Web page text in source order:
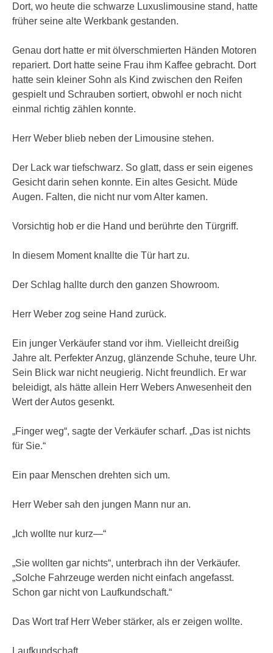
Dort, wo heute die schwarze Luxuslimousine stand, hatte
früher seine alte Werkbank gestanden.
Genau dort hatte er mit ölverschmierten Händen Motoren
repariert. Dort hatte seine Frau ihm Kaffee gebracht. Dort
hatte sein kleiner Sohn als Kind zwischen den Reifen
gespielt und Schrauben sortiert, obwohl er noch nicht
einmal richtig zählen konnte.
Herr Weber blieb neben der Limousine stehen.
Der Lack war tiefschwarz. So glatt, dass er sein eigenes
Gesicht darin sehen konnte. Ein altes Gesicht. Müde
Augen. Falten, die nicht nur vom Alter kamen.
Vorsichtig hob er die Hand und berührte den Türgriff.
In diesem Moment knallte die Tür hart zu.
Der Schlag hallte durch den ganzen Showroom.
Herr Weber zog seine Hand zurück.
Ein junger Verkäufer stand vor ihm. Vielleicht dreißig
Jahre alt. Perfekter Anzug, glänzende Schuhe, teure Uhr.
Sein Blick war nicht neugierig. Nicht freundlich. Er war
beleidigt, als hätte allein Herr Webers Anwesenheit den
Wert der Autos gesenkt.
„Finger weg“, sagte der Verkäufer scharf. „Das ist nichts
für Sie.“
Ein paar Menschen drehten sich um.
Herr Weber sah den jungen Mann nur an.
„Ich wollte nur kurz—“
„Sie wollten gar nichts“, unterbrach ihn der Verkäufer.
„Solche Fahrzeuge werden nicht einfach angefasst.
Schon gar nicht von Laufkundschaft.“
Das Wort traf Herr Weber stärker, als er zeigen wollte.
Laufkundschaft.